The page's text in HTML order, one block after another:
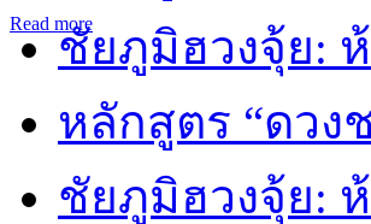
Read moreชัยภูมิฮวงจุ้ย:
หลักสูตร “ดวง
ชัยภูมิฮวงจุ้ย: